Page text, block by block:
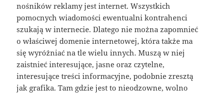
nośników reklamy jest internet. Wszystkich
pomocnych wiadomości ewentualni kontrahenci
szukają w internecie. Dlatego nie można zapomnieć
o właściwej domenie internetowej, która także ma
się wyróżniać na tle wielu innych. Muszą w niej
zaistnieć interesujące, jasne oraz czytelne,
interesujące treści informacyjne, podobnie zresztą
jak grafika. Tam gdzie jest to nieodzowne, wolno